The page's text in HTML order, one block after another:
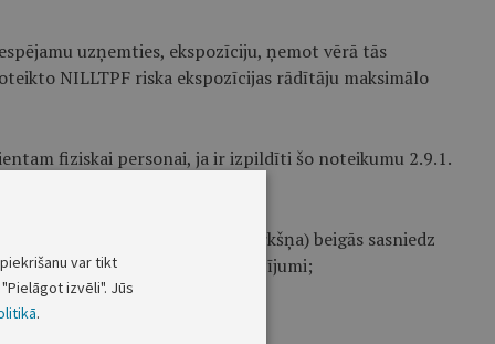
uzņemties, ekspozīciju, ņemot vērā tās
NILLTPF riska ekspozīcijas rādītāju maksimālo
fiziskai personai, ja ir izpildīti šo noteikumu 2.9.1.
pārskata perioda (ceturkšņa) beigās sasniedz
apakšpunktā norādīti nosacījumi;
var tikt
izvēli". Jūs
.